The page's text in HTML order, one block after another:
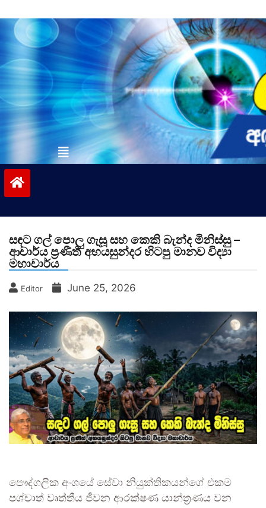
to
contentvinivida.lk
සඳට ගල් පොලු ගැසූ සහ කෙකි බැන්ද මිනිස්සු –
ආචාර්ය ප්‍රණීත් අභයසුන්දර හිටපු මානව විද්‍යා
මහාචාර්ය
Editor June 25, 2026
පෞද්ගලික අංශයේ සේවා නියුක්තිකයන්ගේ එකම
පශ්චාත් වෘත්තීය ජීවන ආරක්ෂණ යාන්ත්‍රණය වන